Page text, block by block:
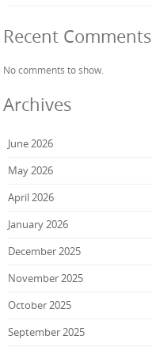
Recent Comments
No comments to show.
Archives
June 2026
May 2026
April 2026
January 2026
December 2025
November 2025
October 2025
September 2025